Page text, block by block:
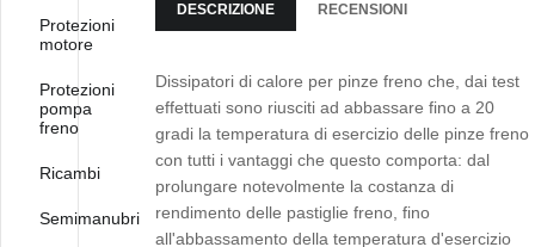
DESCRIZIONE RECENSIONI
Dissipatori di calore per pinze freno che, dai test
effettuati sono riusciti ad abbassare fino a 20
gradi la temperatura di esercizio delle pinze freno
con tutti i vantaggi che questo comporta: dal
prolungare notevolmente la costanza di
rendimento delle pastiglie freno, fino
all'abbassamento della temperatura d'esercizio
Protezioni
motore
Protezioni
pompa
freno
Ricambi
Semimanubri